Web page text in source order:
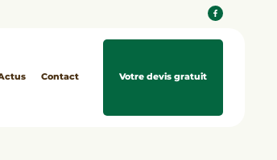
Contact Votre devis gratuit